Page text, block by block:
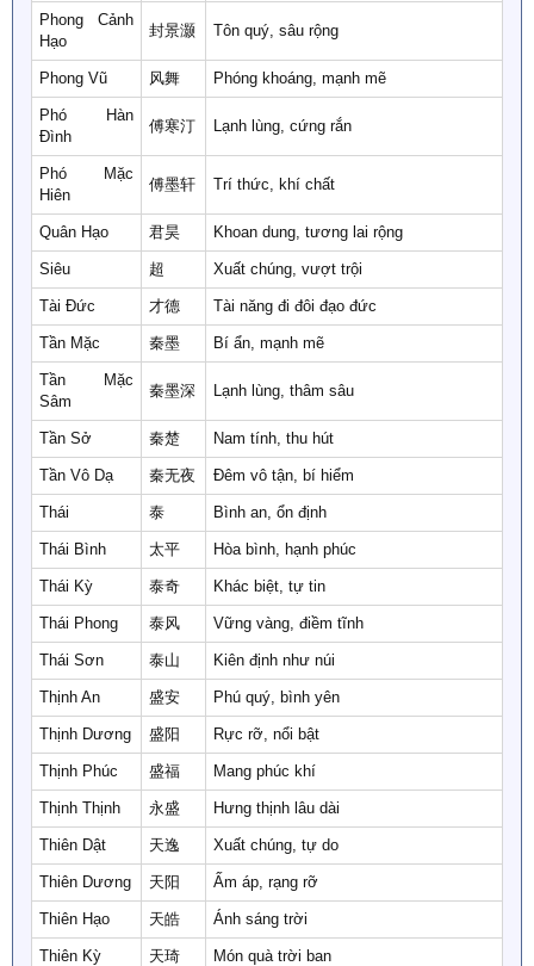
Phong Cảnh
Hạo
封景灏 Tôn quý, sâu rộng
Phong Vũ 风舞 Phóng khoáng, mạnh mẽ
Phó Hàn
Đình
傅寒汀 Lạnh lùng, cứng rắn
Phó Mặc
Hiên
傅墨轩 Trí thức, khí chất
Quân Hạo 君昊 Khoan dung, tương lai rộng
Siêu 超 Xuất chúng, vượt trội
Tài Đức 才德 Tài năng đi đôi đạo đức
Tần Mặc 秦墨 Bí ẩn, mạnh mẽ
Tần Mặc
Sâm
秦墨深 Lạnh lùng, thâm sâu
Tần Sở 秦楚 Nam tính, thu hút
Tần Vô Dạ 秦无夜 Đêm vô tận, bí hiểm
Thái 泰 Bình an, ổn định
Thái Bình 太平 Hòa bình, hạnh phúc
Thái Kỳ 泰奇 Khác biệt, tự tin
Thái Phong 泰风 Vững vàng, điềm tĩnh
Thái Sơn 泰山 Kiên định như núi
Thịnh An 盛安 Phú quý, bình yên
Thịnh Dương 盛阳 Rực rỡ, nổi bật
Thịnh Phúc 盛福 Mang phúc khí
Thịnh Thịnh 永盛 Hưng thịnh lâu dài
Thiên Dật 天逸 Xuất chúng, tự do
Thiên Dương 天阳 Ấm áp, rạng rỡ
Thiên Hạo 天皓 Ánh sáng trời
Thiên Kỳ 天琦 Món quà trời ban